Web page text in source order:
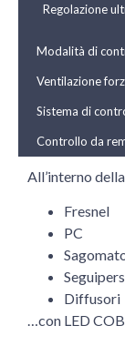
Regolazione
Modalità di
Ventilazione
Sistema di
Controllo da
All’interno
Fresnel
PC
Diffusori
…con LED